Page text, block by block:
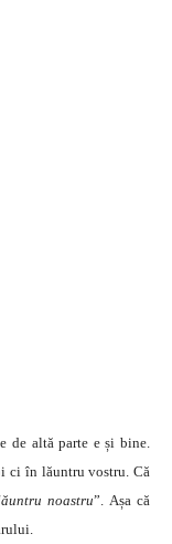
de altă parte e și bine.
ci în lăuntru vostru. Că
noastru”. Așa că